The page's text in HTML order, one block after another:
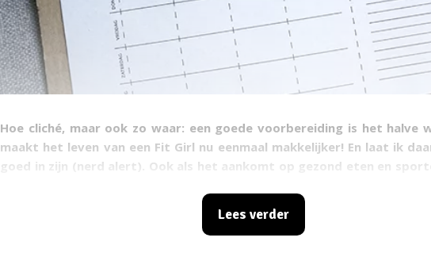
Hoe cliché, maar ook zo waar: een goede voorbereiding is het halve
maakt het leven van een Fit Girl nu eenmaal makkelijker! En laat ik
goed in zijn (nerd alert). Ook als het aankomt op gezond eten en
handige printable Fitgirlcode Meal Planner voor je gemaakt! Handig!
Lees verder